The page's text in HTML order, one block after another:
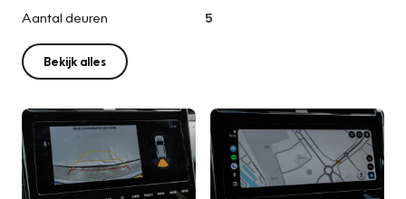
Aantal deuren
5
Bekijk alles